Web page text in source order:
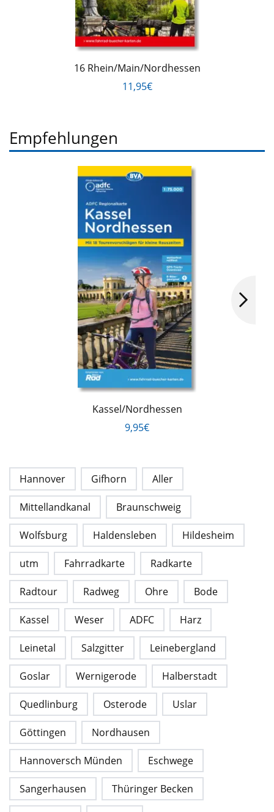
16 Rhein/Main/Nordhessen
11,95€
Empfehlungen
Kassel/Nordhessen
9,95€
Hannover Gifhorn Aller
Mittellandkanal Braunschweig
Wolfsburg Haldensleben Hildesheim
utm Fahrradkarte Radkarte
Radtour Radweg Ohre Bode
Kassel Weser ADFC Harz
Leinetal Salzgitter Leinebergland
Goslar Wernigerode Halberstadt
Quedlinburg Osterode Uslar
Göttingen Nordhausen
Hannoversch Münden Eschwege
Sangerhausen Thüringer Becken